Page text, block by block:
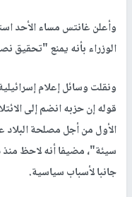
وأعلن غانتس مساء الأحد
الوزراء بأنه يمنع "تحقيق
ونقلت وسائل إعلام
قوله إن حزبه انضم إلى
الأول من أجل مصلحة البلاد
سيئة"، مضيفا أنه لاحظ منذ
جانبا لأسباب سياسية.